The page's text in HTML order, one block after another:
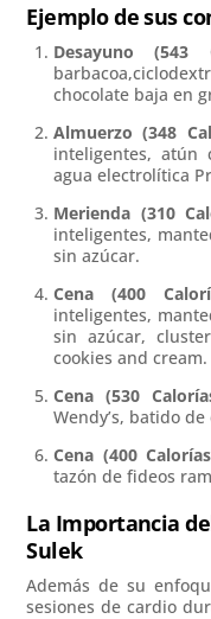
Ejemplo de sus
Desayuno (543
chocolate baja en
Almuerzo (348
inteligentes, atún
agua electrolítica
Merienda (310
inteligentes,
sin azúcar.
Cena (400
inteligentes,
sin azúcar,
cookies and cream.
Cena (530
Wendy’s, batido
Cena (400
tazón de fideos
La Importancia
Sulek
Además de su
sesiones de cardio